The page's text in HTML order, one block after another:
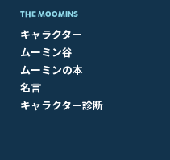
THE MOOMINS
キャラクター
ムーミン谷
ムーミンの本
名言
キャラクター診断